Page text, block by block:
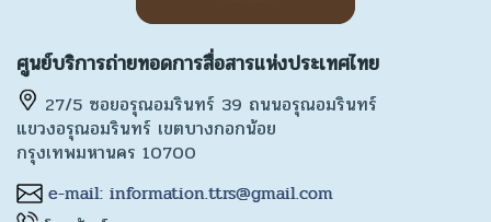
ศูนย์บริการถ่ายทอดการสื่อสารแห่งประเทศไทย
27/5 ซอยอรุณอมรินทร์ 39 ถนนอรุณอมรินทร์
แขวงอรุณอมรินทร์ เขตบางกอกน้อย
กรุงเทพมหานคร 10700